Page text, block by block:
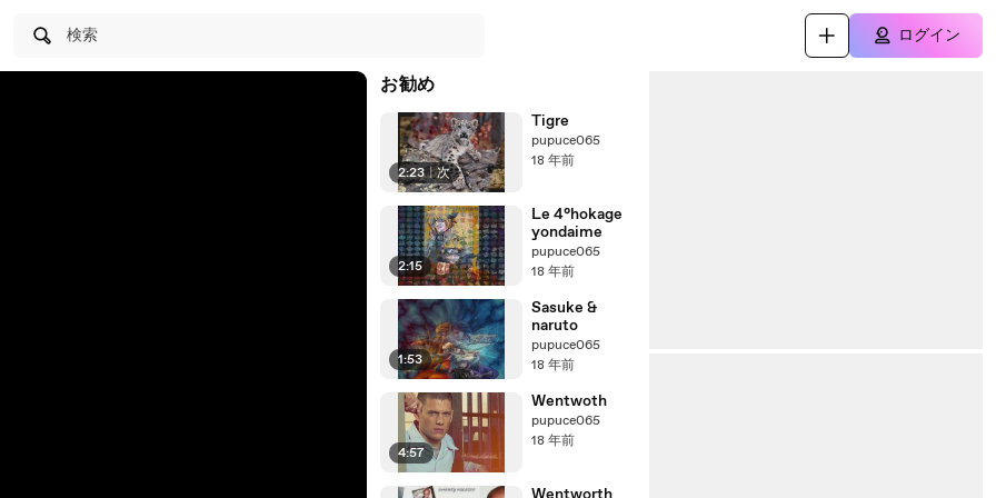
検索 ログイン
お勧め
2:23 | 次
Tigre
pupuce065
18 年前
2:15
Le 4°hokage
yondaime
pupuce065
18 年前
1:53
Sasuke &
naruto
pupuce065
18 年前
4:57
Wentwoth
pupuce065
18 年前